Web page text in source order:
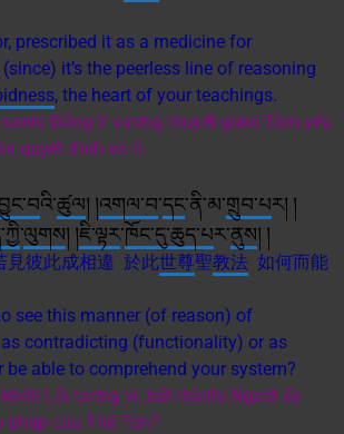
prescribed it as a medicine for
it’s the peerless line of reasoning
, the heart of your teachings.
Đấng Y vương thuyết giáo| Tâm yếu
quyết định vô tỉ.
འི་ཚུལ། །འགལ་བ་དང་ནི་མ་གྲུབ་པར། །
་ལུགས། །ཇི་ལྟར་ཁོང་དུ་ཆུད་པར་ནུས། །
見彼此成相違 於此世尊聖教法 如何而能
see this manner (of reason) of
as contradicting (functionality) or as
be able to comprehend your system?
Lỗi tương vi, bất thành| Người ấy
pháp của Thế Tôn?